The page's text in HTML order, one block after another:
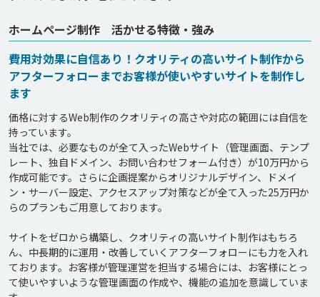
ホームページ制作 活かせる特徴・強み
費用対効果に自信あり！クオリティの高いサイト制作から
アフターフォローまでお客様が使いやすいサイトを制作し
ます
価格に対するWeb制作のクオリティの高さや対応の範囲には自信を
持っています。
当社では、必要なものが全て入ったWebサイト（管理画面、テンプ
レート、独自ドメイン、お問い合わせフォーム付き）が10万円から
作成可能です。さらに企画提案からオリジナルデザイン、ドメイ
ン・サーバー設定、アクセスアップ対策などが全て入った25万円か
らのプランもご用意しております。
サイトをゼロから構築し、クオリティの高いサイト制作はもちろ
ん、中長期的に運用・改善していくアフターフォローにも力を入れ
ております。お客様が管理運営を担当する場合には、お客様にとっ
て使いやすいような管理画面の作成や、機能の追加を意識していま